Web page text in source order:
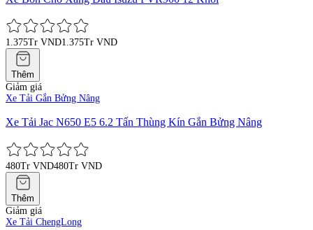
1.375Tr VND1.375Tr VND
Thêm
Giảm giá
Xe Tải Gắn Bửng Nâng
Xe Tải Jac N650 E5 6.2 Tấn Thùng Kín Gắn Bửng Nâng
480Tr VND480Tr VND
Thêm
Giảm giá
Xe Tải ChengLong